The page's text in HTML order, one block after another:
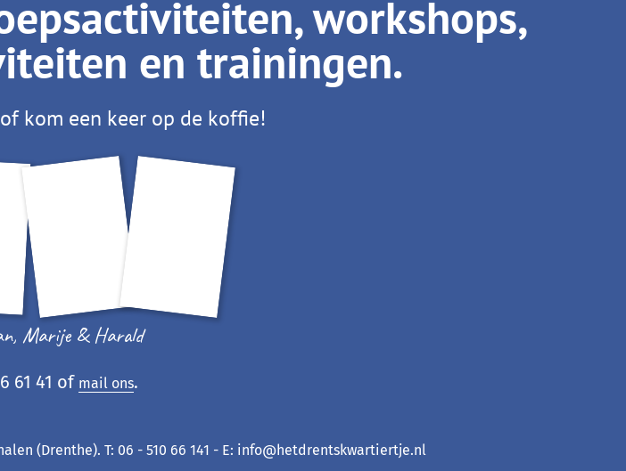
workshops,
en trainingen.
kom een keer op de koffie!
Marije & Harald
61 41 of mail ons.
(Drenthe). T: 06 - 510 66 141 - E: info@hetdrentskwartiertje.nl